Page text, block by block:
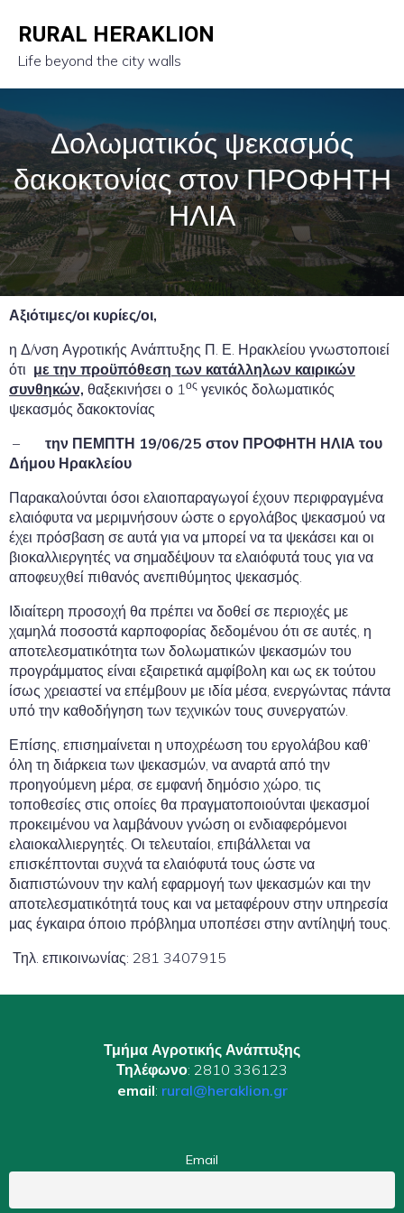
RURAL HERAKLION
Life beyond the city walls
Δολωματικός ψεκασμός
δακοκτονίας στον ΠΡΟΦΗΤΗ
ΗΛΙΑ
Αξιότιμες/οι κυρίες/οι,
η Δ/νση Αγροτικής Ανάπτυξης Π. Ε. Ηρακλείου γνωστοποιεί
ότι με την προϋπόθεση των κατάλληλων καιρικών
συνθηκών, θαξεκινήσει ο 1ος γενικός δολωματικός
ψεκασμός δακοκτονίας
– την ΠΕΜΠΤΗ 19/06/25 στον ΠΡΟΦΗΤΗ ΗΛΙΑ του
Δήμου Ηρακλείου
Παρακαλούνται όσοι ελαιοπαραγωγοί έχουν περιφραγμένα
ελαιόφυτα να μεριμνήσουν ώστε ο εργολάβος ψεκασμού να
έχει πρόσβαση σε αυτά για να μπορεί να τα ψεκάσει και οι
βιοκαλλιεργητές να σημαδέψουν τα ελαιόφυτά τους για να
αποφευχθεί πιθανός ανεπιθύμητος ψεκασμός.
Ιδιαίτερη προσοχή θα πρέπει να δοθεί σε περιοχές με
χαμηλά ποσοστά καρποφορίας δεδομένου ότι σε αυτές, η
αποτελεσματικότητα των δολωματικών ψεκασμών του
προγράμματος είναι εξαιρετικά αμφίβολη και ως εκ τούτου
ίσως χρειαστεί να επέμβουν με ιδία μέσα, ενεργώντας πάντα
υπό την καθοδήγηση των τεχνικών τους συνεργατών.
Επίσης, επισημαίνεται η υποχρέωση του εργολάβου καθ’
όλη τη διάρκεια των ψεκασμών, να αναρτά από την
προηγούμενη μέρα, σε εμφανή δημόσιο χώρο, τις
τοποθεσίες στις οποίες θα πραγματοποιούνται ψεκασμοί
προκειμένου να λαμβάνουν γνώση οι ενδιαφερόμενοι
ελαιοκαλλιεργητές. Οι τελευταίοι, επιβάλλεται να
επισκέπτονται συχνά τα ελαιόφυτά τους ώστε να
διαπιστώνουν την καλή εφαρμογή των ψεκασμών και την
αποτελεσματικότητά τους και να μεταφέρουν στην υπηρεσία
μας έγκαιρα όποιο πρόβλημα υποπέσει στην αντίληψή τους.
Τηλ. επικοινωνίας: 281 3407915
Τμήμα Αγροτικής Ανάπτυξης
Τηλέφωνο: 2810 336123
email: rural@heraklion.gr
Email